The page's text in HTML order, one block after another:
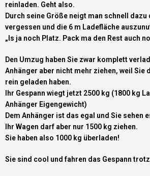
reinladen. Geht also.
Durch seine Größe neigt man schnell dazu
vergessen und die 6 m Ladefläche
„Is ja noch Platz. Pack ma den Rest auch
Den Umzug haben Sie zwar komplett
Anhänger aber nicht mehr ziehen, weil Sie
rein geladen haben.
Ihr Gespann wiegt jetzt 2500 kg (1800 kg
Anhänger Eigengewicht)
Dem Anhänger ist das egal und Sie sehen
Ihr Wagen darf aber nur 1500 kg ziehen.
Sie haben also 1000 kg überladen!
Sie sind cool und fahren das Gespann